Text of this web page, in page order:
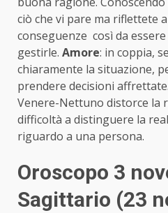
ciò che vi pare ma riflettete
conseguenze così da
gestirle. Amore: in coppia,
chiaramente la situazione,
prendere decisioni
Venere-Nettuno distorce la
difficoltà a distinguere la
riguardo a una persona.
Oroscopo 3
Sagittario (23